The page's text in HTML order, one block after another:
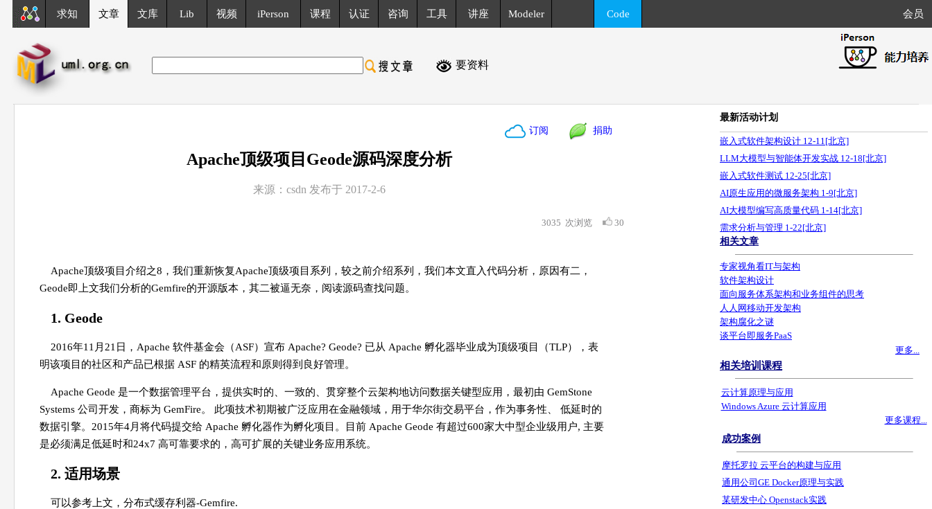
求知 文章 文库 Lib 视频 iPerson 课程 认证 咨询 工具 讲座 Modeler Code 会员
要资料
订阅 捐助
Apache顶级项目Geode源码深度分析
来源：csdn 发布于 2017-2-6
3035 次浏览 30
Apache顶级项目介绍之8，我们重新恢复Apache顶级项目系列，较之前介绍系列，我们本文直入代码分析，原因有二，
Geode即上文我们分析的Gemfire的开源版本，其二被逼无奈，阅读源码查找问题。
1. Geode
2016年11月21日，Apache 软件基金会（ASF）宣布 Apache? Geode? 已从 Apache 孵化器毕业成为顶级项目（TLP），表
明该项目的社区和产品已根据 ASF 的精英流程和原则得到良好管理。
Apache Geode 是一个数据管理平台，提供实时的、一致的、贯穿整个云架构地访问数据关键型应用，最初由 GemStone
Systems 公司开发，商标为 GemFire。 此项技术初期被广泛应用在金融领域，用于华尔街交易平台，作为事务性、 低延时的
数据引擎。2015年4月将代码提交给 Apache 孵化器作为孵化项目。目前 Apache Geode 有超过600家大中型企业级用户, 主要
是必须满足低延时和24x7 高可靠要求的，高可扩展的关键业务应用系统。
2. 适用场景
可以参考上文，分布式缓存利器-Gemfire.
最新活动计划
嵌入式软件架构设计 12-11[北京]
LLM大模型与智能体开发实战 12-18[北京]
嵌入式软件测试 12-25[北京]
AI原生应用的微服务架构 1-9[北京]
AI大模型编写高质量代码 1-14[北京]
需求分析与管理 1-22[北京]
相关文章
专家视角看IT与架构
软件架构设计
面向服务体系架构和业务组件的思考
人人网移动开发架构
架构腐化之谜
谈平台即服务PaaS
更多...
相关培训课程
云计算原理与应用
Windows Azure 云计算应用
更多课程...
成功案例
摩托罗拉 云平台的构建与应用
通用公司GE Docker原理与实践
某研发中心 Openstack实践